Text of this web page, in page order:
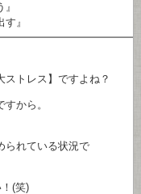
』
トレス】ですよね？
から。
れている状況で
(笑)